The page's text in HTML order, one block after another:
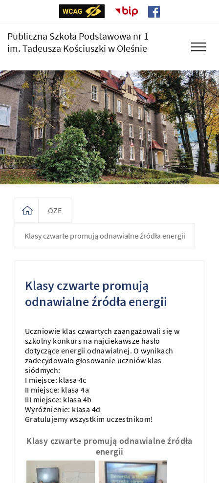
Publiczna Szkoła Podstawowa nr 1
im. Tadeusza Kościuszki w Oleśnie
OZE
Klasy czwarte promują odnawialne źródła energii
Klasy czwarte promują
odnawialne źródła energii
Uczniowie klas czwartych zaangażowali się w
szkolny konkurs na najciekawsze hasło
dotyczące energii odnawialnej. O wynikach
zadecydowało głosowanie uczniów klas
siódmych:
I miejsce: klasa 4c
II miejsce: klasa 4a
III miejsce: klasa 4b
Wyróżnienie: klasa 4d
Gratulujemy wszystkim uczestnikom!
Klasy czwarte promują odnawialne źródła
energii